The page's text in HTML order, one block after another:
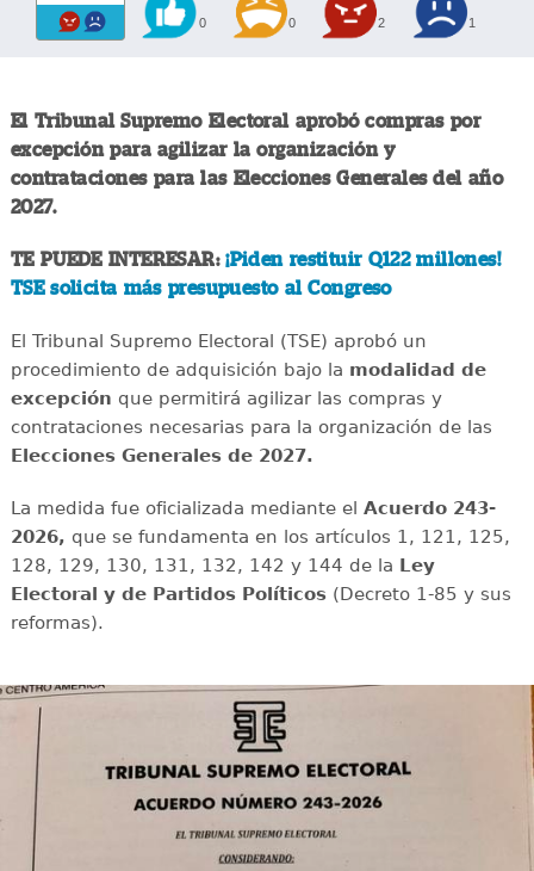
0 0 2 1
El Tribunal Supremo Electoral aprobó compras por
excepción para agilizar la organización y
contrataciones para las Elecciones Generales del año
2027.
TE PUEDE INTERESAR:¡Piden restituir Q122 millones!
TSE solicita más presupuesto al Congreso
El Tribunal Supremo Electoral (TSE) aprobó un
procedimiento de adquisición bajo la modalidad de
excepción que permitirá agilizar las compras y
contrataciones necesarias para la organización de las
Elecciones Generales de 2027.
La medida fue oficializada mediante el Acuerdo 243-
2026, que se fundamenta en los artículos 1, 121, 125,
128, 129, 130, 131, 132, 142 y 144 de la Ley
Electoral y de Partidos Políticos(Decreto 1-85 y sus
reformas).